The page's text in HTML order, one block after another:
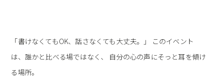
「書けなくてもOK、話さなくても大丈夫。」 このイベント
は、誰かと比べる場ではなく、 自分の心の声にそっと耳を傾け
る場所。